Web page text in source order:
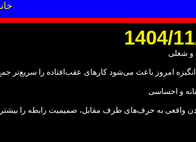
1404/
و شغلی
انگیزه امروز باعث می‌شود کارهای عقب‌افتاده را سریع‌تر
و احساسی
واقعی به حرف‌های طرف مقابل، صمیمیت رابطه را